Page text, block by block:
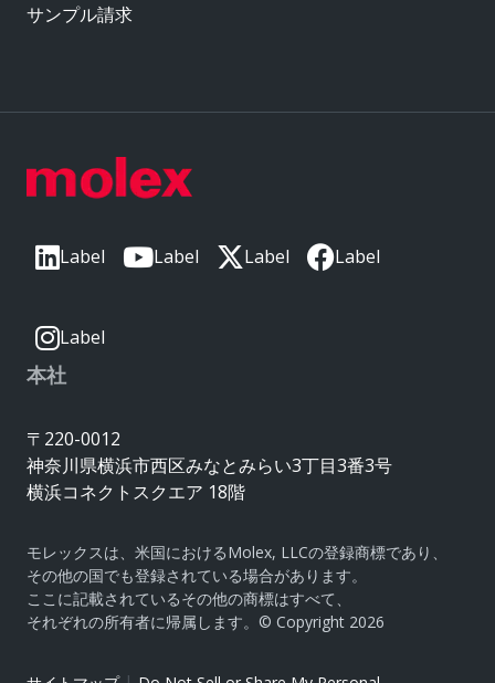
Label Label Label Label
Label
本社
〒220-0012
神奈川県横浜市西区みなとみらい3丁目3番3号
横浜コネクトスクエア 18階
モレックスは、米国におけるMolex, LLCの登録商標であり、
その他の国でも登録されている場合があります。
ここに記載されているその他の商標はすべて、
それぞれの所有者に帰属します。© Copyright 2026
サンプル請求